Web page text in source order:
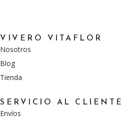
VIVERO VITAFLOR
Nosotros
Blog
Tienda
SERVICIO AL CLIENTE
Envíos